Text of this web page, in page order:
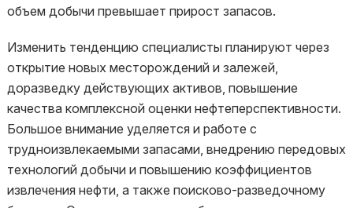
объем добычи превышает прирост запасов.
Изменить тенденцию специалисты планируют через
открытие новых месторождений и залежей,
доразведку действующих активов, повышение
качества комплексной оценки нефтеперспективности.
Большое внимание уделяется и работе с
трудноизвлекаемыми запасами, внедрению передовых
технологий добычи и повышению коэффициентов
извлечения нефти, а также поисково-разведочному